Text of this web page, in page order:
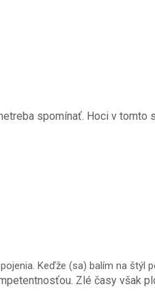
spomínať. Hoci v
Zlé časy však
Keďže (sa) balím na štýl